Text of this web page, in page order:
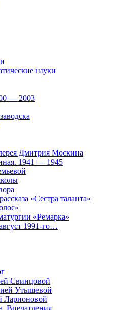
науки
— 2003
Дмитрия Москина
1941 — 1945
«Сестра таланта»
«Ремарка»
1991-го…
Свинцовой
Утышевой
Ларионовой